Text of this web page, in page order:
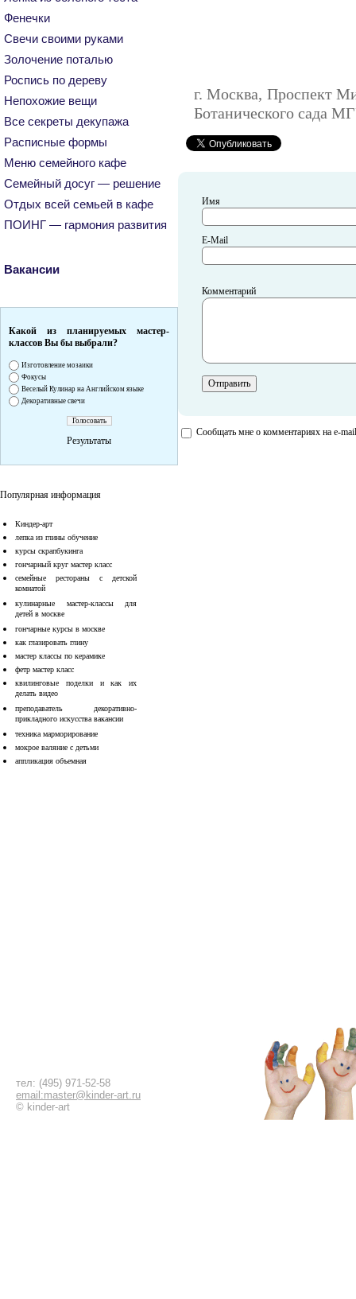
Фенечки
Свечи своими руками
Золочение поталью
Роспись по дереву
Непохожие вещи
Все секреты декупажа
Расписные формы
Меню семейного кафе
Семейный досуг — решение
Отдых всей семьей в кафе
ПОИНГ — гармония развития
Вакансии
Какой из планируемых мастер-
классов Вы бы выбрали?
Изготовление мозаики
Фокусы
Веселый Кулинар на Английском языке
Декоративные свечи
Результаты
Популярная информация
Киндер-арт
лепка из глины обучение
курсы скрапбукинга
гончарный круг мастер класс
семейные рестораны с детской
комнатой
кулинарные мастер-классы для
детей в москве
гончарные курсы в москве
как глазировать глину
мастер классы по керамике
фетр мастер класс
квилинговые поделки и как их
делать видео
преподаватель декоративно-
прикладного искусства вакансии
техника марморирование
мокрое валяние с детьми
аппликация объемная
г. Москва, Проспект
Ботанического сада
Имя
E-Mail
Комментарий
Сообщать мне о комментариях на e-mail
тел: (495) 971-52-58
email:master@kinder-art.ru
© kinder-art